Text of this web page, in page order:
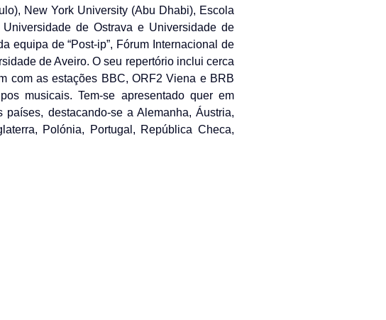
New York University (Abu Dhabi), Escola
de Ostrava e Universidade de
equipa de “Post-ip”, Fórum Internacional de
de Aveiro. O seu repertório inclui cerca
com as estações BBC, ORF2 Viena e BRB
musicais. Tem-se apresentado quer em
destacando-se a Alemanha, Áustria,
Polónia, Portugal, República Checa,